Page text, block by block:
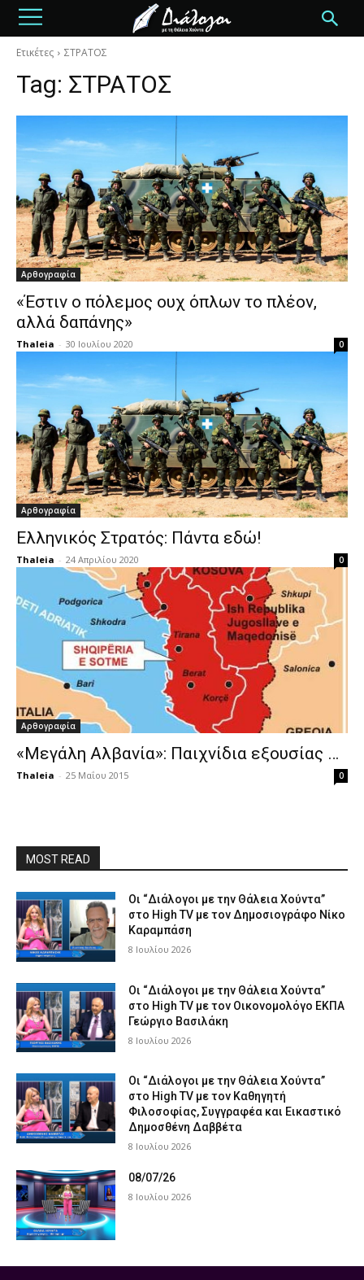
Ετικέτες ΣΤΡΑΤΟΣ
Tag: ΣΤΡΑΤΟΣ
Αρθογραφία
«Έστιν ο πόλεμος ουχ όπλων το πλέον,
αλλά δαπάνης»
Thaleia - 30 Ιουλίου 2020 0
Αρθογραφία
Ελληνικός Στρατός: Πάντα εδώ!
Thaleia - 24 Απριλίου 2020 0
Αρθογραφία
«Μεγάλη Αλβανία»: Παιχνίδια εξουσίας …
Thaleia - 25 Μαΐου 2015 0
MOST READ
Οι “Διάλογοι με την Θάλεια Χούντα”
στο High TV με τον Δημοσιογράφο Νίκο
Καραμπάση
8 Ιουλίου 2026
Οι “Διάλογοι με την Θάλεια Χούντα”
στο High TV με τον Οικονομολόγο ΕΚΠΑ
Γεώργιο Βασιλάκη
8 Ιουλίου 2026
Οι “Διάλογοι με την Θάλεια Χούντα”
στο High TV με τον Καθηγητή
Φιλοσοφίας, Συγγραφέα και Εικαστικό
Δημοσθένη Δαββέτα
8 Ιουλίου 2026
08/07/26
8 Ιουλίου 2026